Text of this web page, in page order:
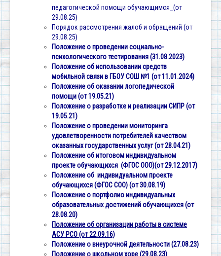
педагогической помощи обучающимся_(от
29.08.25)
Порядок рассмотрения жалоб и обращений (от
29.08.25)
Положение о проведении социально-
психологического тестирования (31.08.2023)
Положение об использовании средств
мобильной связи в ГБОУ СОШ №1 (от 11.01.2024)
Положение об оказании логопедической
помощи (от 19.05.21)
Положение о разработке и реализации СИПР (от
19.05.21)
Положение о проведении мониторинга
удовлетворенности потребителейкачеством
оказанных государственных услуг (от 28.04.21)
Положение об итоговом индивидуальном
проекте обучающихся (ФГОС ООО)(от 29.12.2017)
Положение об индивидуальном проекте
обучающихся (ФГОС СОО) (от 30.08.19)
Положение о портфолио индивидуальных
образовательных достижений обучающихся (от
28.08.20)
Положение об организации работы в системе
АСУ РСО (от 22.09.16)
Положение о внеурочной деятельности (27.08.23)
Положение о школьном хоре (29.08.23)